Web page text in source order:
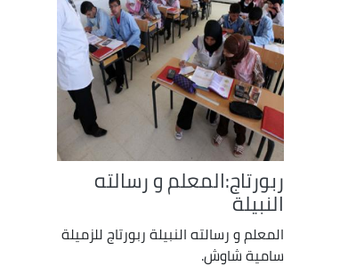
ربورتاج:المعلم و رسالته
النبيلة
المعلم و رسالته النبيلة ربورتاج للزميلة
سامية شاوش.